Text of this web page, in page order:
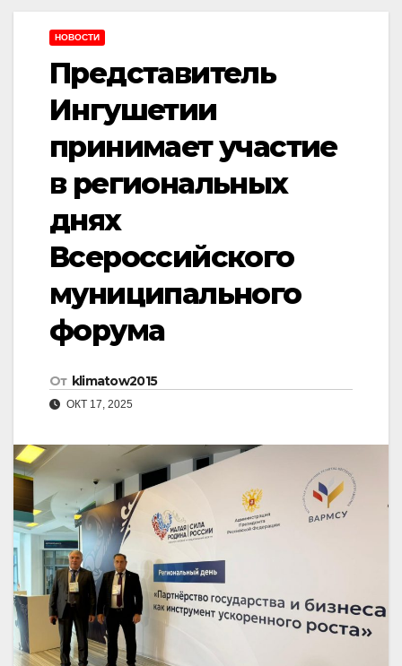
НОВОСТИ
Представитель
Ингушетии
принимает участие
в региональных
днях
Всероссийского
муниципального
форума
От klimatow2015
ОКТ 17, 2025